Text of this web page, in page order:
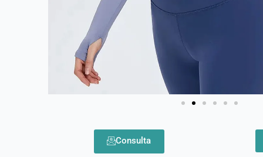
Consulta